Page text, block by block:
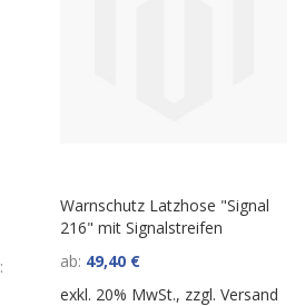
Warnschutz Latzhose "Signal
216" mit Signalstreifen
ab 49,40 €
exkl. 20% MwSt., zzgl.Versand